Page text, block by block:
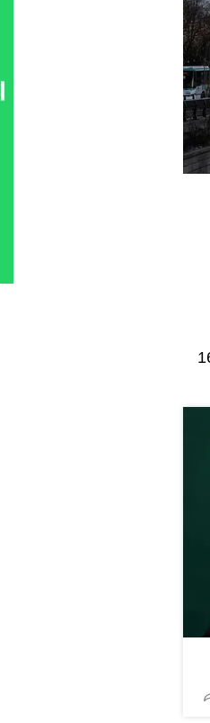
الكورية سيئول، في الفترة من 12 إلى 16